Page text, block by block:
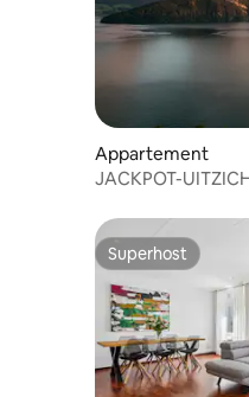
Appartement
JACKPOT-
Superhost
Superhost